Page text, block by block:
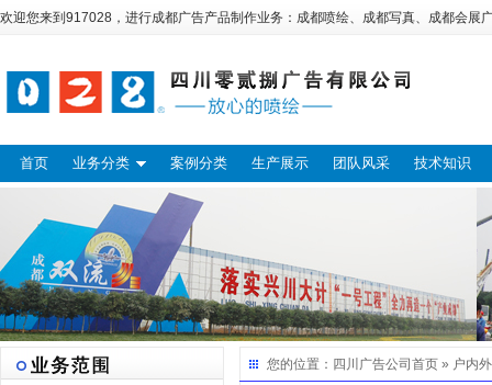
欢迎您来到917028，进行成都广告产品制作业务： 成都喷绘、 成都写真、 成都会展
首页 业务分类 案例分类 生产展示 团队风采 技术知识
您的位置： 四川广告公司 首页 » 户内